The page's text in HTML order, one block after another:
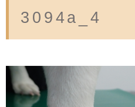
3094a_4